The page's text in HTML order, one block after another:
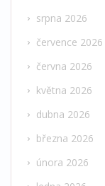
srpna 2026
července 2026
června 2026
května 2026
dubna 2026
března 2026
února 2026